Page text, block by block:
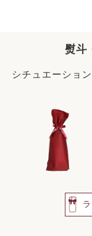
熨斗
シチュエーショ